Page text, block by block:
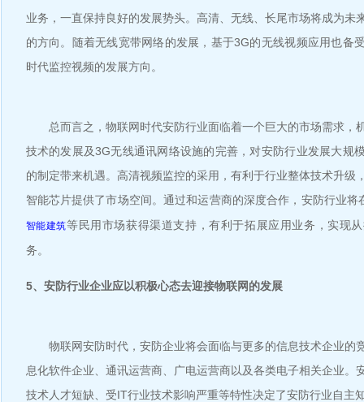
业务，一直保持良好的发展势头。高清、无线、长尾市场将成为未
的方向。随着无线宽带网络的发展，基于3G的无线视频应用也备
时代监控视频的发展方向。
总而言之，物联网时代安防行业面临着一个巨大的市场需求，
技术的发展及3G无线通讯网络设施的完善，对安防行业发展大规
的制定带来机遇。高清视频监控的采用，有利于行业整体技术升级
智能芯片提供了市场空间。通过和运营商的深度合作，安防行业将
智能建筑等民用市场获得渠道支持，有利于拓展应用业务，实现
务。
5、安防行业企业应以积极心态去迎接物联网的发展
物联网安防时代，安防企业将会面临与更多的信息技术企业的
息化软件企业、通讯运营商、广电运营商以及各类电子相关企业。
技术人才短缺、受IT行业技术影响严重等特性决定了安防行业自主